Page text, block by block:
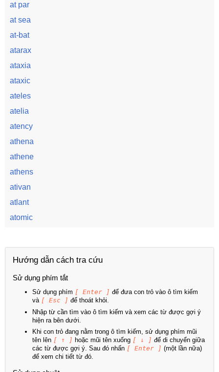
at par
at sea
at-bat
atarax
ataxia
ataxic
ateles
atelia
atency
athena
athene
athens
ativan
atlant
atomic
Hướng dẫn cách tra cứu
Sử dụng phím tắt
Sử dụng phím [ Enter ] để đưa con trỏ vào ô tìm kiếm
và [ Esc ] để thoát khỏi.
Nhập từ cần tìm vào ô tìm kiếm và xem các từ được gợi ý
hiện ra bên dưới.
Khi con trỏ đang nằm trong ô tìm kiếm, sử dụng phím mũi
tên lên [ ↑ ] hoặc mũi tên xuống [ ↓ ] để di chuyển giữa
các từ được gợi ý. Sau đó nhấn [ Enter ] (một lần nữa)
để xem chi tiết từ đó.